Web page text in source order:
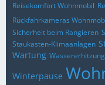
Reisekomfort Wohnmobil
Rückfahrkameras
Sicherheit beim Rangieren
Staukasten-Klimaanlagen
Wartung
Winterpause